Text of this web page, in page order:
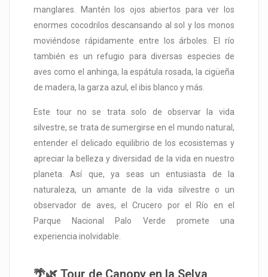
manglares. Mantén los ojos abiertos para ver los
enormes cocodrilos descansando al sol y los monos
moviéndose rápidamente entre los árboles. El río
también es un refugio para diversas especies de
aves como el anhinga, la espátula rosada, la cigüeña
de madera, la garza azul, el ibis blanco y más.
Este tour no se trata solo de observar la vida
silvestre, se trata de sumergirse en el mundo natural,
entender el delicado equilibrio de los ecosistemas y
apreciar la belleza y diversidad de la vida en nuestro
planeta. Así que, ya seas un entusiasta de la
naturaleza, un amante de la vida silvestre o un
observador de aves, el Crucero por el Río en el
Parque Nacional Palo Verde promete una
experiencia inolvidable.
🌴🌿 Tour de Canopy en la Selva